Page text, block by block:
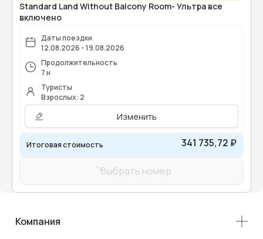
Standard Land Without Balcony Room- Ультра все
включено
Даты поездки
12.08.2026 - 19.08.2026
Продолжительность
7 н
Туристы
Взрослых: 2
Изменить
Итоговая стоимость 341 735,72 ₽
Выбрать номер
Компания